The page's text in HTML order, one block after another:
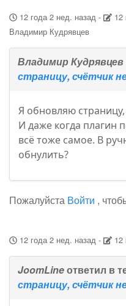
12 года 2 нед. назад- 12
Владимир Кудрявцев
Владимир Кудрявцев
страницу, счётчик
Я обновляю
И даже когда плагин
всё тоже самое. В
обнулить?
Пожалуйста Войти ,
12 года 2 нед. назад- 12
JoomLineответил в
страницу, счётчик